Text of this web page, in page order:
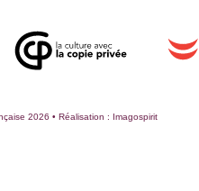
2026 • Réalisation : Imagospirit